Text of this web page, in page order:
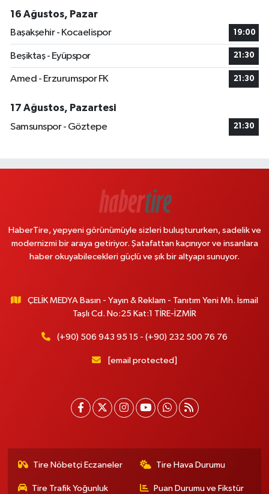
16 Ağustos, Pazar
Başakşehir - Kocaelispor
19:00
Beşiktaş - Eyüpspor 21:30
Amed - Erzurumspor FK 21:30
17 Ağustos, Pazartesi
Samsunspor - Göztepe
21:30
HaberTire, yepyeni görünümüyle sizleri buluştururken, sadelik ve
modernizmi bir araya getiriyor. Şatafattan kaçınıyor ve insanlara
haber okuyabilecekleri güçlü ve şık bir altyapı sunuyor.
ÇELİK MEDYA Basın - Yayın & Reklam - Tanıtım Yeni Mh. İsmail
Taşlı Cd. No:25 Kat:1 TİRE-İZMİR
(+90) 506 943 95 15 - (+90) 232 500 76 76
[email protected]
Tire Nöbetçi Eczaneler Tire Hava Durumu
Tire Trafik Yoğunluk Puan Durumu ve Fikstür